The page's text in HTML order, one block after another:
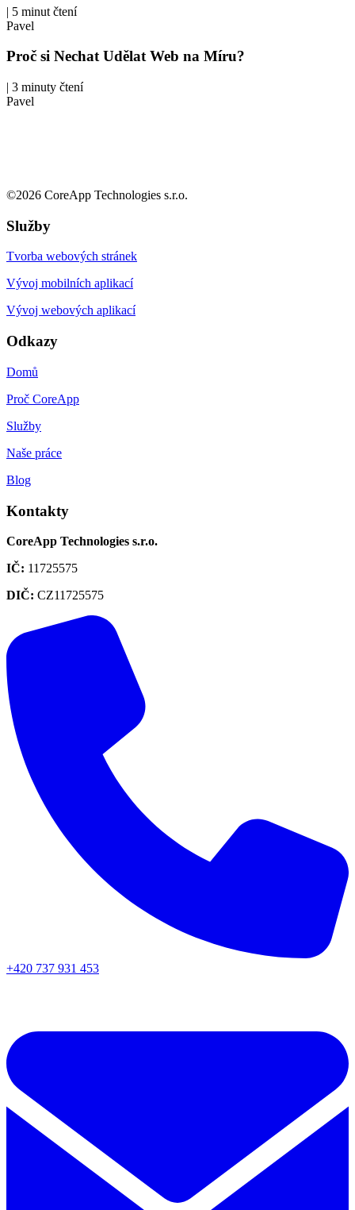
| 5 minut čtení
Pavel
Proč si Nechat Udělat Web na Míru?
| 3 minuty čtení
Pavel
©2026 CoreApp Technologies s.r.o.
Služby
Tvorba webových stránek
Vývoj mobilních aplikací
Vývoj webových aplikací
Odkazy
Domů
Proč CoreApp
Služby
Naše práce
Blog
Kontakty
CoreApp Technologies s.r.o.
IČ: 11725575
DIČ: CZ11725575
+420 737 931 453